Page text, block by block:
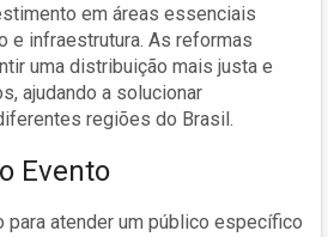
em áreas essenciais
e infraestrutura. As reformas
uma distribuição mais justa e
ajudando a solucionar
regiões do Brasil.
Evento
para atender um público específico